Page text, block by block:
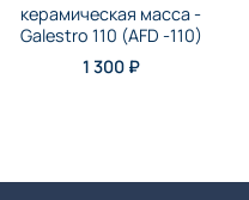
керамическая масса -
Galestro 110 (AFD -110)
1 300 ₽